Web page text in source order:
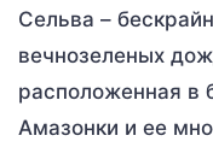
Сельва –
вечнозеленых
расположенная в
Амазонки и ее